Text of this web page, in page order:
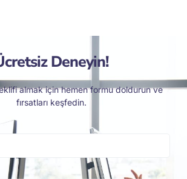
Deneyin!
almak için hemen formu doldurun ve
fırsatları keşfedin.